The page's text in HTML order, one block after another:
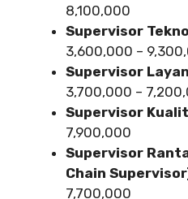
8,100,000
Supervisor
3,600,000 –
Supervisor
3,700,000 –
Supervisor
7,900,000
Supervisor
Chain
7,700,000